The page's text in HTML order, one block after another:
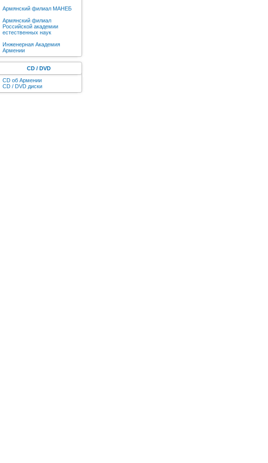
Армянский филиал МАНЕБ
Армянский филиал
Российской академии
естественных наук
Инженерная Академия
Армении
CD / DVD
CD об Армении
CD / DVD диски